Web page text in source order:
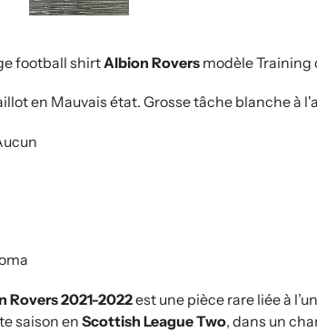
football shirtAlbion Rovers modèle Training
en Mauvais état. Grosse tâche blanche à
Rovers 2021-2022est une pièce rare liée à
saison en Scottish League Two, dans un